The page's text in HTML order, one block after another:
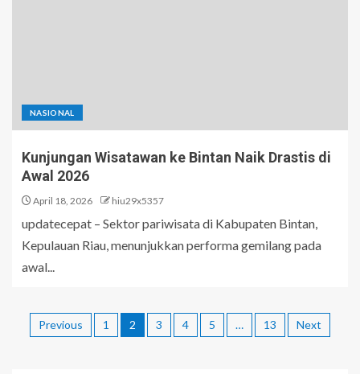
NASIONAL
Kunjungan Wisatawan ke Bintan Naik Drastis di
Awal 2026
April 18, 2026 hiu29x5357
updatecepat – Sektor pariwisata di Kabupaten Bintan,
Kepulauan Riau, menunjukkan performa gemilang pada
awal...
Previous 1 2 3 4 5 … 13 Next